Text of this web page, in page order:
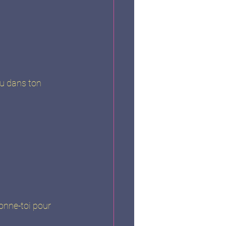
dans ton
toi pour